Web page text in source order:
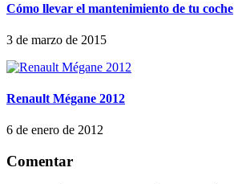
Cómo llevar el mantenimiento de tu coche
3 de marzo de 2015
Renault Mégane 2012
6 de enero de 2012
Comentar